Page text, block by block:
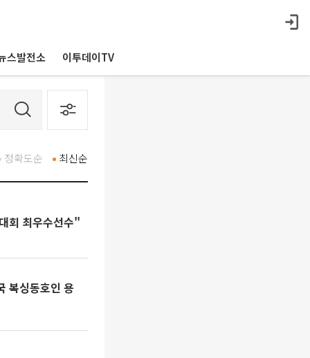
스발전소 이투데이TV
최신순
정확도순
회 최우수선수"
복싱동호인 용